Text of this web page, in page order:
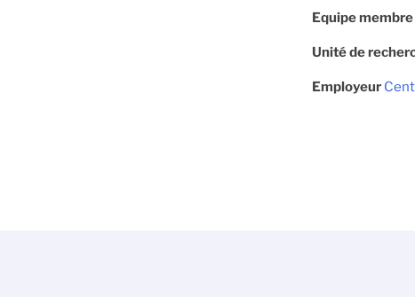
Equipe
Unité de
Employeur